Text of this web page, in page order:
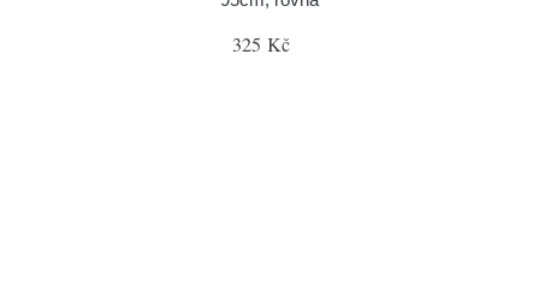
325 Kč